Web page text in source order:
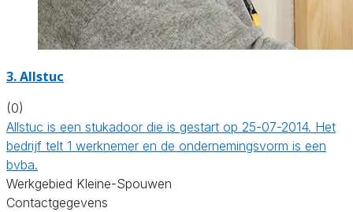
3. Allstuc
(0)
Allstuc is een stukadoor die is gestart op 25-07-2014. Het
bedrijf telt 1 werknemer en de ondernemingsvorm is een
bvba.
Werkgebied Kleine-Spouwen
Contactgegevens